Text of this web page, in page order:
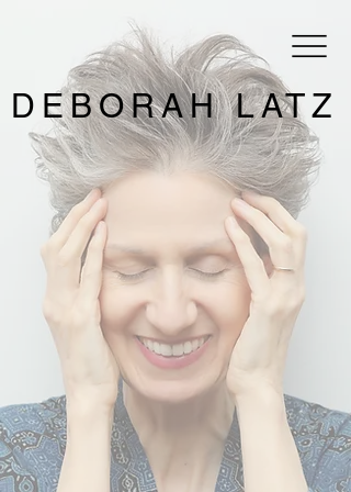
DEBORAH LATZ